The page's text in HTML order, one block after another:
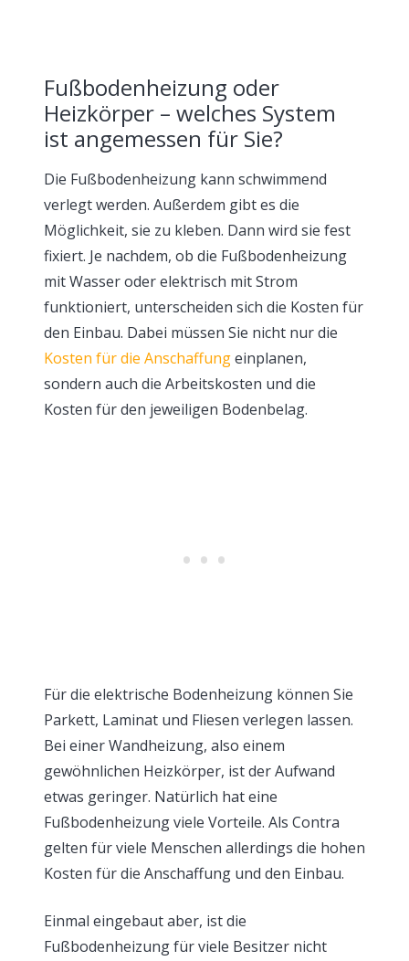
Fußbodenheizung oder
Heizkörper – welches System
ist angemessen für Sie?
Die Fußbodenheizung kann schwimmend
verlegt werden. Außerdem gibt es die
Möglichkeit, sie zu kleben. Dann wird sie fest
fixiert. Je nachdem, ob die Fußbodenheizung
mit Wasser oder elektrisch mit Strom
funktioniert, unterscheiden sich die Kosten für
den Einbau. Dabei müssen Sie nicht nur die
Kosten für die Anschaffungeinplanen,
sondern auch die Arbeitskosten und die
Kosten für den jeweiligen Bodenbelag.
Für die elektrische Bodenheizung können Sie
Parkett, Laminat und Fliesen verlegen lassen.
Bei einer Wandheizung, also einem
gewöhnlichen Heizkörper, ist der Aufwand
etwas geringer. Natürlich hat eine
Fußbodenheizung viele Vorteile. Als Contra
gelten für viele Menschen allerdings die hohen
Kosten für die Anschaffung und den Einbau.
Einmal eingebaut aber, ist die
Fußbodenheizung für viele Besitzer nicht